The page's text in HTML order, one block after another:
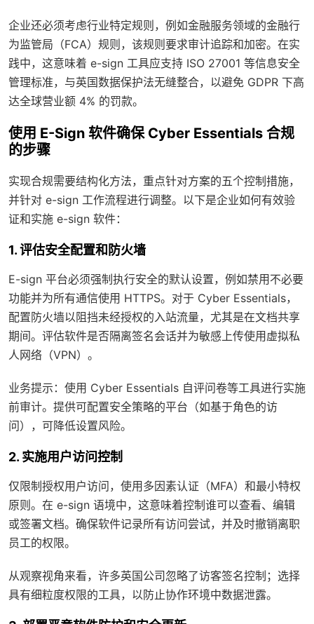
企业还必须考虑行业特定规则，例如金融服务领域的金融行
为监管局（FCA）规则，该规则要求审计追踪和加密。在实
践中，这意味着 e-sign 工具应支持 ISO 27001 等信息安全
管理标准，与英国数据保护法无缝整合，以避免 GDPR 下高
达全球营业额 4% 的罚款。
使用 E-Sign 软件确保 Cyber Essentials 合规
的步骤
实现合规需要结构化方法，重点针对方案的五个控制措施，
并针对 e-sign 工作流程进行调整。以下是企业如何有效验
证和实施 e-sign 软件：
1. 评估安全配置和防火墙
E-sign 平台必须强制执行安全的默认设置，例如禁用不必要
功能并为所有通信使用 HTTPS。对于 Cyber Essentials，
配置防火墙以阻挡未经授权的入站流量，尤其是在文档共享
期间。评估软件是否隔离签名会话并为敏感上传使用虚拟私
人网络（VPN）。
业务提示：使用 Cyber Essentials 自评问卷等工具进行实施
前审计。提供可配置安全策略的平台（如基于角色的访
问），可降低设置风险。
2. 实施用户访问控制
仅限制授权用户访问，使用多因素认证（MFA）和最小特权
原则。在 e-sign 语境中，这意味着控制谁可以查看、编辑
或签署文档。确保软件记录所有访问尝试，并及时撤销离职
员工的权限。
从观察视角来看，许多英国公司忽略了访客签名控制；选择
具有细粒度权限的工具，以防止协作环境中数据泄露。